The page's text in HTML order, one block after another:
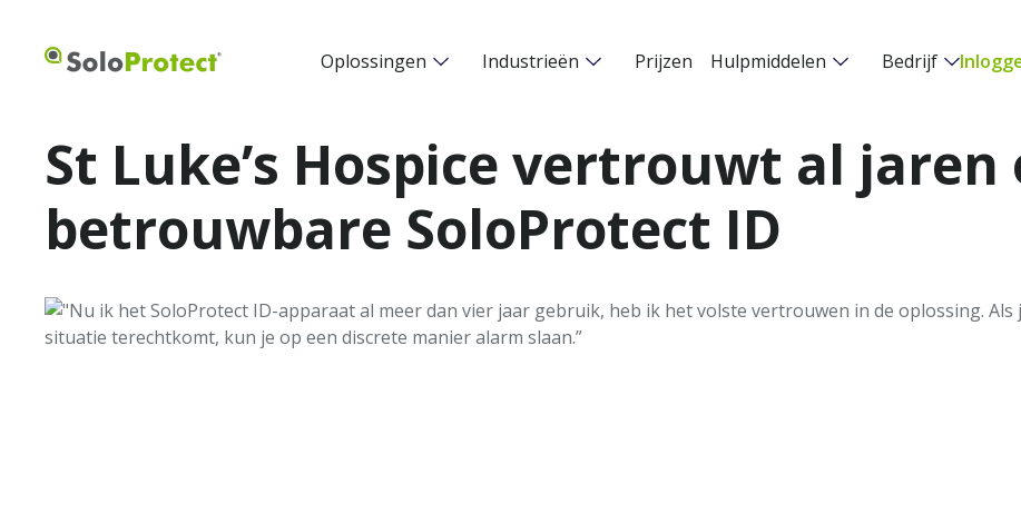
Oplossingen Industrieën Prijzen Hulpmiddelen Bedrijf
St Luke’s Hospice vertrouwt al jaren
betrouwbare SoloProtect ID